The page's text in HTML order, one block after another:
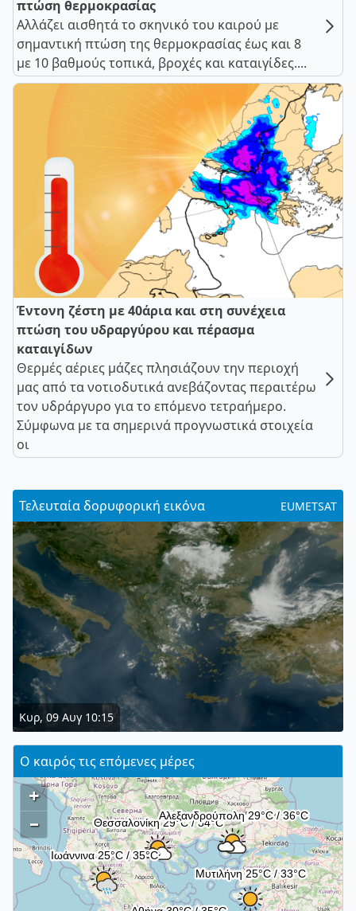
πτώση θερμοκρασίας
Αλλάζει αισθητά το σκηνικό του καιρού με
σημαντική πτώση της θερμοκρασίας έως και 8
με 10 βαθμούς τοπικά, βροχές και καταιγίδες....
Έντονη ζέστη με 40άρια και στη συνέχεια
πτώση του υδραργύρου και πέρασμα
καταιγίδων
Θερμές αέριες μάζες πλησιάζουν την περιοχή
μας από τα νοτιοδυτικά ανεβάζοντας περαιτέρω
τον υδράργυρο για το επόμενο τετραήμερο.
Σύμφωνα με τα σημερινά προγνωστικά στοιχεία
οι
Τελευταία δορυφορική εικόνα EUMETSAT
Κυρ, 09 Αυγ 10:15
Ο καιρός τις επόμενες μέρες
+
–